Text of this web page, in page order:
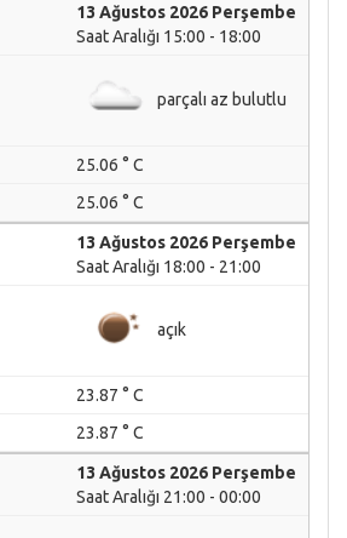
13 Ağustos 2026 Perşembe
Saat Aralığı 15:00 - 18:00
parçalı az bulutlu
25.06 ° C
25.06 ° C
13 Ağustos 2026 Perşembe
Saat Aralığı 18:00 - 21:00
açık
23.87 ° C
23.87 ° C
13 Ağustos 2026 Perşembe
Saat Aralığı 21:00 - 00:00